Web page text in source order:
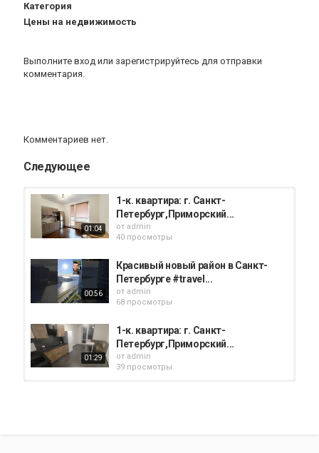
Категория
Цены на недвижимость
Выполните вход или зарегистрируйтесь для отправки
комментария.
Комментариев нет.
Следующее
01:04
1-к. квартира: г. Санкт-
Петербург,Приморский...
от admin
40 просмотры
00:56
Красивый новый район в Санкт-
Петербурге #travel...
от admin
68 просмотры
01:29
1-к. квартира: г. Санкт-
Петербург,Приморский...
от admin
39 просмотры